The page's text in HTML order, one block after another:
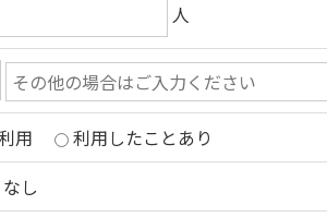
人
用
利用したことあり
なし